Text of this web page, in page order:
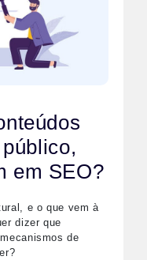
em SEO?
e o que vem à
dizer que
de